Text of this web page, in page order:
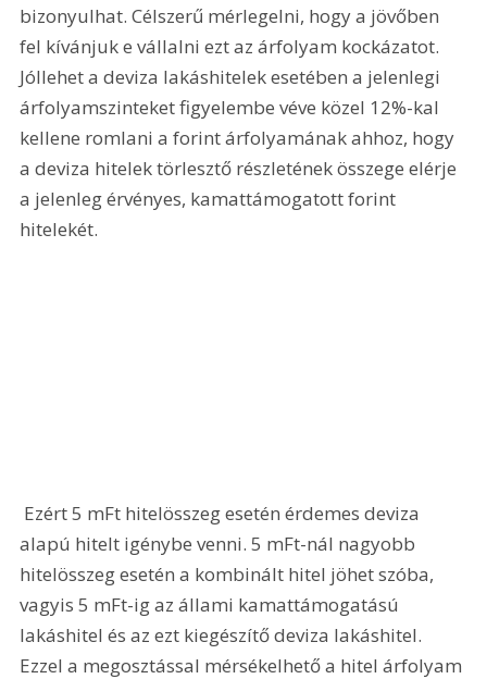
bizonyulhat. Célszerű mérlegelni, hogy a jövőben
fel kívánjuk e vállalni ezt az árfolyam kockázatot.
Jóllehet a deviza lakáshitelek esetében a jelenlegi
árfolyamszinteket figyelembe véve közel 12%-kal
kellene romlani a forint árfolyamának ahhoz, hogy
a deviza hitelek törlesztő részletének összege elérje
a jelenleg érvényes, kamattámogatott forint
hitelekét.
alapú hitelt igénybe venni. 5 mFt-nál nagyobb
hitelösszeg esetén a kombinált hitel jöhet szóba,
vagyis 5 mFt-ig az állami kamattámogatású
lakáshitel és az ezt kiegészítő deviza lakáshitel.
Ezzel a megosztással mérsékelhető a hitel árfolyam